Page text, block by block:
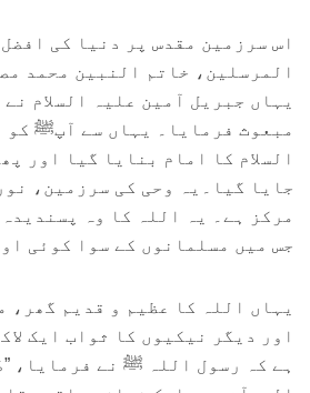
اس سرزمین مقدس پر دنیا کی
المرسلین، خاتم النبین محمد
یہاں جبریل آمین علیہ السلام
مبعوث فرمایا۔ یہاں سے آپﷺ کو
السلام کا امام بنایا گیا اور
جایا گیا۔یہ وحی کی سرزمین،
مرکز ہے۔ یہ اللہ کا وہ
جس میں مسلمانوں کے سوا کوئی
یہاں اللہ کا عظیم و قدیم گھر،
اور دیگر نیکیوں کا ثواب ایک
ہے کہ رسول اللہ ﷺ نے فرمایا،